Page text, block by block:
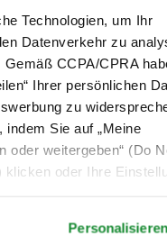
Technologien, um Ihr
Datenverkehr zu
CCPA/CPRA
Ihrer persönlichen
zu
Sie auf „Meine
oder weitergeben“ (Do
oder Ihre